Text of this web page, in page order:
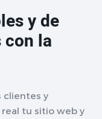
y de
con la
clientes y
tu sitio web y